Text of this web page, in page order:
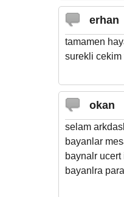
erhan
tamamen
surekli
okan
selam
bayanlar
baynalr
bayanlra